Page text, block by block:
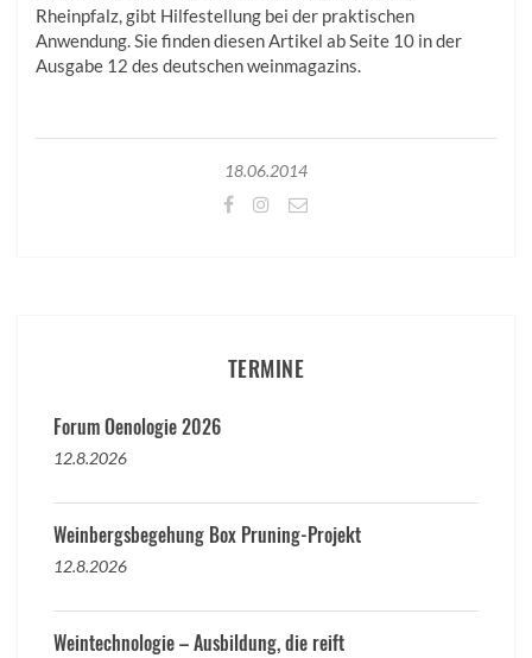
Rheinpfalz, gibt Hilfestellung bei der praktischen
Anwendung. Sie finden diesen Artikel ab Seite 10 in der
Ausgabe 12 des deutschen weinmagazins.
18.06.2014
TERMINE
Forum Oenologie 2026
12.8.2026
Weinbergsbegehung Box Pruning-Projekt
12.8.2026
Weintechnologie – Ausbildung, die reift